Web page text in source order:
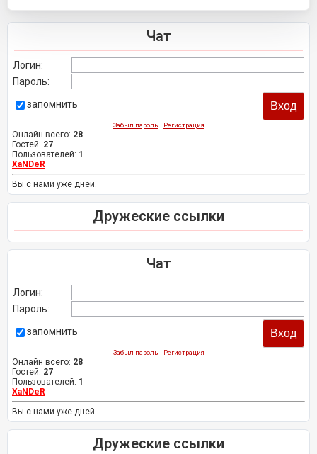
Чат
Логин:
Пароль:
запомнить
Забыл пароль | Регистрация
Онлайн всего: 28
Гостей: 27
Пользователей: 1
XaNDeR
Вы с нами уже дней.
Дружеские ссылки
Чат
Логин:
Пароль:
запомнить
Забыл пароль | Регистрация
Онлайн всего: 28
Гостей: 27
Пользователей: 1
XaNDeR
Вы с нами уже дней.
Дружеские ссылки